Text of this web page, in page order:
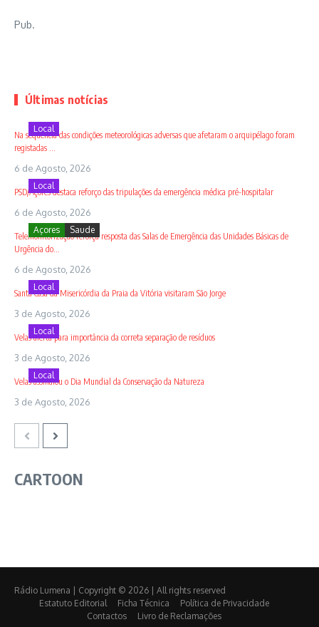
Pub.
Últimas notícias
Local
Na sequência das condições meteorológicas adversas que afetaram o arquipélago foram
registadas ...
6 de Agosto, 2026
Local
PSD/Açores destaca reforço das tripulações da emergência médica pré-hospitalar
6 de Agosto, 2026
Açores Saude
Telemonitorização reforça resposta das Salas de Emergência das Unidades Básicas de
Urgência do...
6 de Agosto, 2026
Local
Santa Casa da Misericórdia da Praia da Vitória visitaram São Jorge
3 de Agosto, 2026
Local
Velas alerta para importância da correta separação de resíduos
3 de Agosto, 2026
Local
Velas assinalou o Dia Mundial da Conservação da Natureza
3 de Agosto, 2026
CARTOON
Rádio Lumena | Copyright © 2026 | All rights reserved
Estatuto Editorial
Ficha Técnica
Política de Privacidade
Contactos
Livro de Reclamações